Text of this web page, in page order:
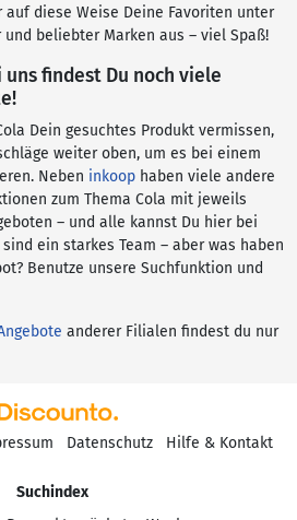
auf diese Weise Deine Favoriten unter
beliebter Marken aus – viel Spaß!
uns findest Du noch viele
Dein gesuchtes Produkt vermissen,
weiter oben, um es bei einem
Neben inkoop haben viele andere
zum Thema Cola mit jeweils
– und alle kannst Du hier bei
ein starkes Team – aber was haben
Benutze unsere Suchfunktion und
anderer Filialen findest du nur
Datenschutz Hilfe & Kontakt
Suchindex